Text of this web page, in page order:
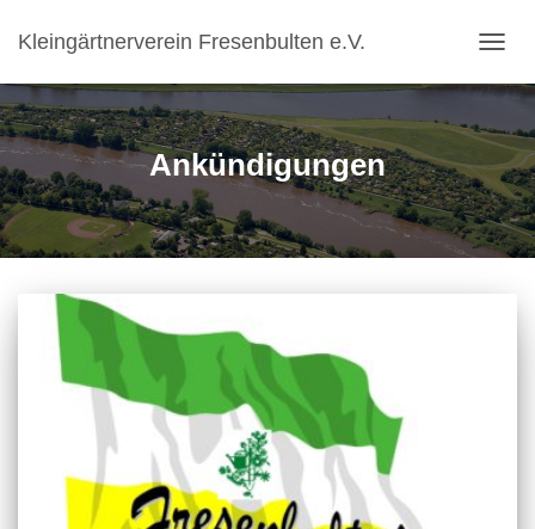
Kleingärtnerverein Fresenbulten e.V.
Ankündigungen